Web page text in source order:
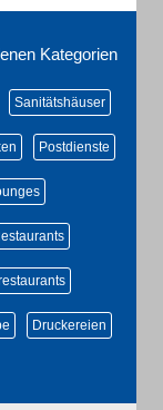
Kategorien
Sanitätshäuser
Postdienste
Druckereien